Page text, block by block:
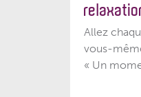
Allez
vous-
« Un